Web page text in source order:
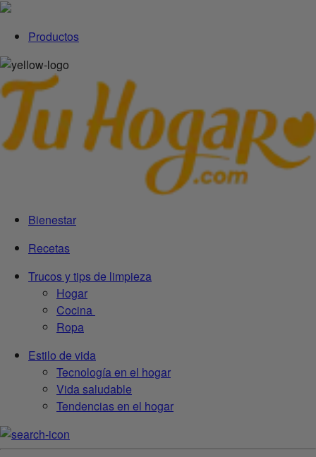
Productos
Bienestar
Recetas
Trucos y tips de limpieza
Hogar
Cocina
Ropa
Estilo de vida
Tecnología en el hogar
Vida saludable
Tendencias en el hogar